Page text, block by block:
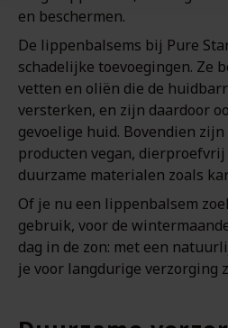
en beschermen.
De lippenbalsems bij Pure
schadelijke toevoegingen. Ze
vetten en oliën die de
versterken, en zijn daardoor
gevoelige huid. Bovendien zijn
producten vegan,
duurzame materialen zoals
Of je nu een lippenbalsem
gebruik, voor de
dag in de zon: met een
je voor langdurige verzorging